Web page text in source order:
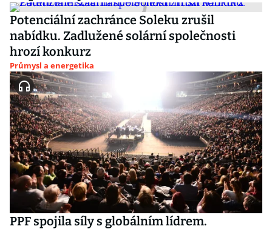
Potenciální zachránce Soleku zrušil
nabídku. Zadlužené solární společnosti
hrozí konkurz
Průmysl a energetika
PPF spojila síly s globálním lídrem.